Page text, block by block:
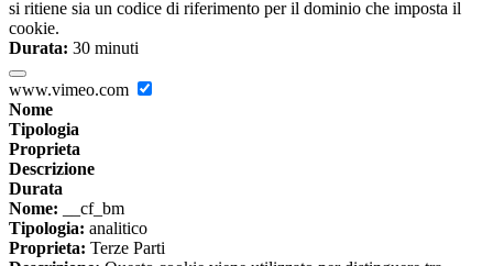
si ritiene sia un codice di riferimento per il dominio che imposta il
cookie.
Durata: 30 minuti
www.vimeo.com
Nome
Tipologia
Proprieta
Descrizione
Durata
Nome: __cf_bm
Tipologia: analitico
Proprieta: Terze Parti